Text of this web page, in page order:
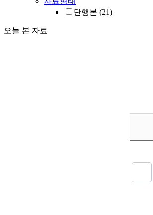
단행본 (21)
오늘 본 자료